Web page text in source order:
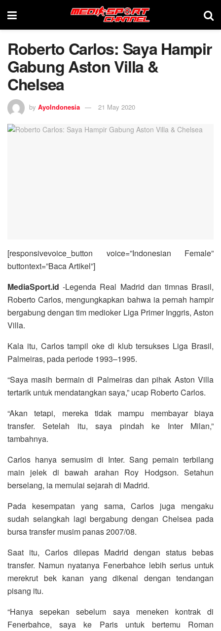
Roberto Carlos: Saya Hampir
Gabung Aston Villa &
Chelsea
by AyoIndonesia 21 May 2020
[responsivevoice_button voice=”Indonesian Female”
buttontext=”Baca Artikel”]
MediaSport.id -Legenda Real Madrid dan timnas Brasil,
Roberto Carlos, mengungkapkan bahwa ia pernah hampir
bergabung dengan tim medioker Liga Primer Inggris, Aston
Villa.
Kala itu, Carlos tampil oke di klub tersukses Liga Brasil,
Palmeiras, pada periode 1993–1995.
“Saya masih bermain di Palmeiras dan pihak Aston Villa
tertarik untuk mendatangkan saya,” ucap Roberto Carlos.
“Akan tetapi, mereka tidak mampu membayar biaya
transfer. Setelah itu, saya pindah ke Inter Milan,”
tambahnya.
Carlos hanya semusim di Inter. Sang pemain terbilang
main jelek di bawah arahan Roy Hodgson. Setahun
berselang, ia memulai sejarah di Madrid.
Pada kesempatan yang sama, Carlos juga mengaku
sudah selangkah lagi bergabung dengan Chelsea pada
bursa transfer musim panas 2007/08.
Saat itu, Carlos dilepas Madrid dengan status bebas
transfer. Namun nyatanya Fenerbahce lebih serius untuk
merekrut bek kanan yang dikenal dengan tendangan
pisang itu.
“Hanya sepekan sebelum saya meneken kontrak di
Fenerbahce, saya ke Paris untuk bertemu Roman